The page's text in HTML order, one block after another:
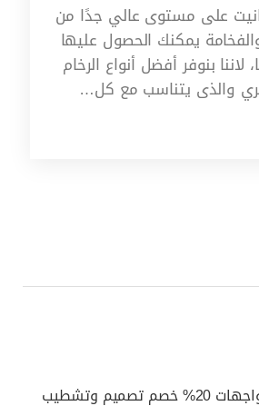
على مستوى عالي جدًا من
يمكنك الحصول عليها
بنوفر أفضل أنواع الرخام
والذى يتناسب مع كل…
حجر هاشمي احمر للواجهات 20% خصم تصميم وتشطيب